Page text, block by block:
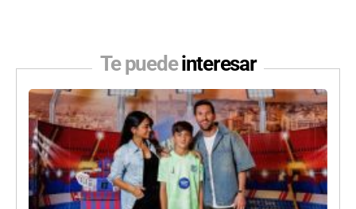
Te puedeinteresar